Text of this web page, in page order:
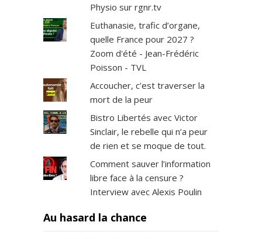
Physio sur rgnr.tv
Euthanasie, trafic d’organe,
quelle France pour 2027 ?
Zoom d'été - Jean-Frédéric
Poisson - TVL
Accoucher, c’est traverser la
mort de la peur
Bistro Libertés avec Victor
Sinclair, le rebelle qui n’a peur
de rien et se moque de tout.
Comment sauver l’information
libre face à la censure ?
Interview avec Alexis Poulin
Au hasard la chance